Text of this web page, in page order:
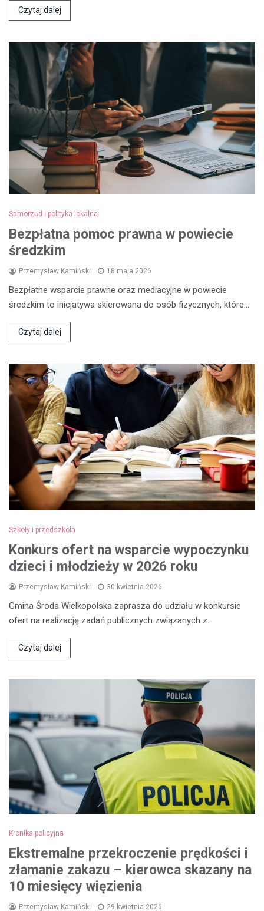
Czytaj dalej
Samorząd i polityka lokalna
Bezpłatna pomoc prawna w powiecie
średzkim
Przemysław Kamiński 18 maja 2026
Bezpłatne wsparcie prawne oraz mediacyjne w powiecie
średzkim to inicjatywa skierowana do osób fizycznych, które…
Czytaj dalej
Szkoły i przedszkola
Konkurs ofert na wsparcie wypoczynku
dzieci i młodzieży w 2026 roku
Przemysław Kamiński 30 kwietnia 2026
Gmina Środa Wielkopolska zaprasza do udziału w konkursie
ofert na realizację zadań publicznych związanych z…
Czytaj dalej
Kronika policyjna
Ekstremalne przekroczenie prędkości i
złamanie zakazu – kierowca skazany na
10 miesięcy więzienia
Przemysław Kamiński 29 kwietnia 2026